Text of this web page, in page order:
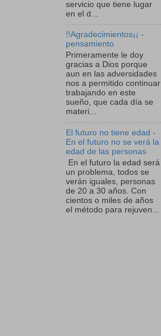
servicio que tiene lugar
en el d...
!!Agradecimientos¡¡ -
pensamiento
Primeramente le doy
gracias a Dios porque
aun en las adversidades
nos a permitido continuar
trabajando en este
sueño, que cada día se
materi...
El futuro no tiene edad -
En el futuro no se verá la
edad de las personas
En el futuro la edad será
un problema, todos se
verán iguales, personas
de 20 a 30 años. Con
cientos o miles de años
el método para rejuven...